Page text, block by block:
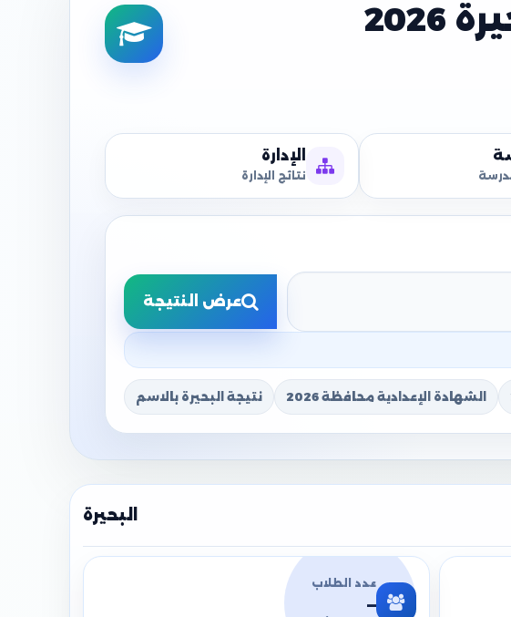
الإدارة
نتائج الإدارة
عرض النتيجة
الشهادة الإعدادية محافظة 2026 نتيجة البحيرة بالاسم
البحيرة
عدد الطلاب
—